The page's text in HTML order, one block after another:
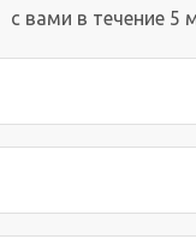
с вами в течение 5